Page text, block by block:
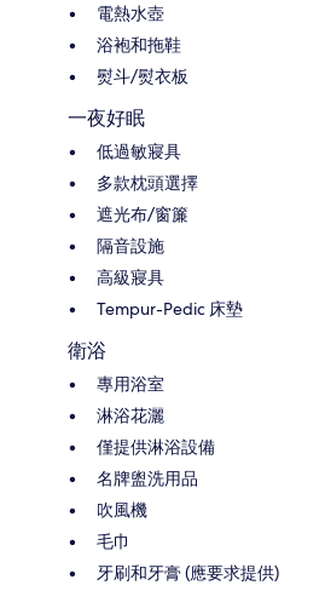
電熱水壺
浴袍和拖鞋
熨斗/熨衣板
一夜好眠
低過敏寢具
多款枕頭選擇
遮光布/窗簾
隔音設施
高級寢具
Tempur-Pedic 床墊
衛浴
專用浴室
淋浴花灑
僅提供淋浴設備
名牌盥洗用品
吹風機
毛巾
牙刷和牙膏 (應要求提供)